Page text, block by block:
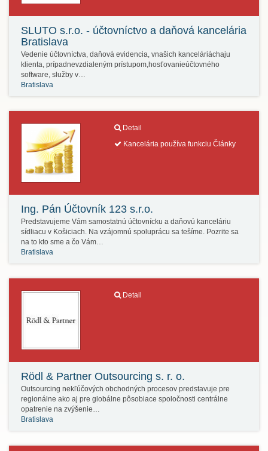
SLUTO s.r.o. - účtovníctvo a daňová kancelária
Bratislava
Vedenie účtovníctva, daňová evidencia, vnašich kanceláriáchaju
klienta, prípadnevzdialeným prístupom,hosťovanieúčtovného
software, služby v…
Bratislava
Detail
Kancelária používa funkciu Články
Ing. Pán Účtovník 123 s.r.o.
Predstavujeme Vám samostatnú účtovnícku a daňovú kanceláriu
sídliacu v Košiciach. Na vzájomnú spoluprácu sa tešíme. Pozrite sa
na to kto sme a čo Vám…
Bratislava
Detail
Rödl & Partner Outsourcing s. r. o.
Outsourcing nekľúčových obchodných procesov predstavuje pre
regionálne ako aj pre globálne pôsobiace spoločnosti centrálne
opatrenie na zvýšenie…
Bratislava